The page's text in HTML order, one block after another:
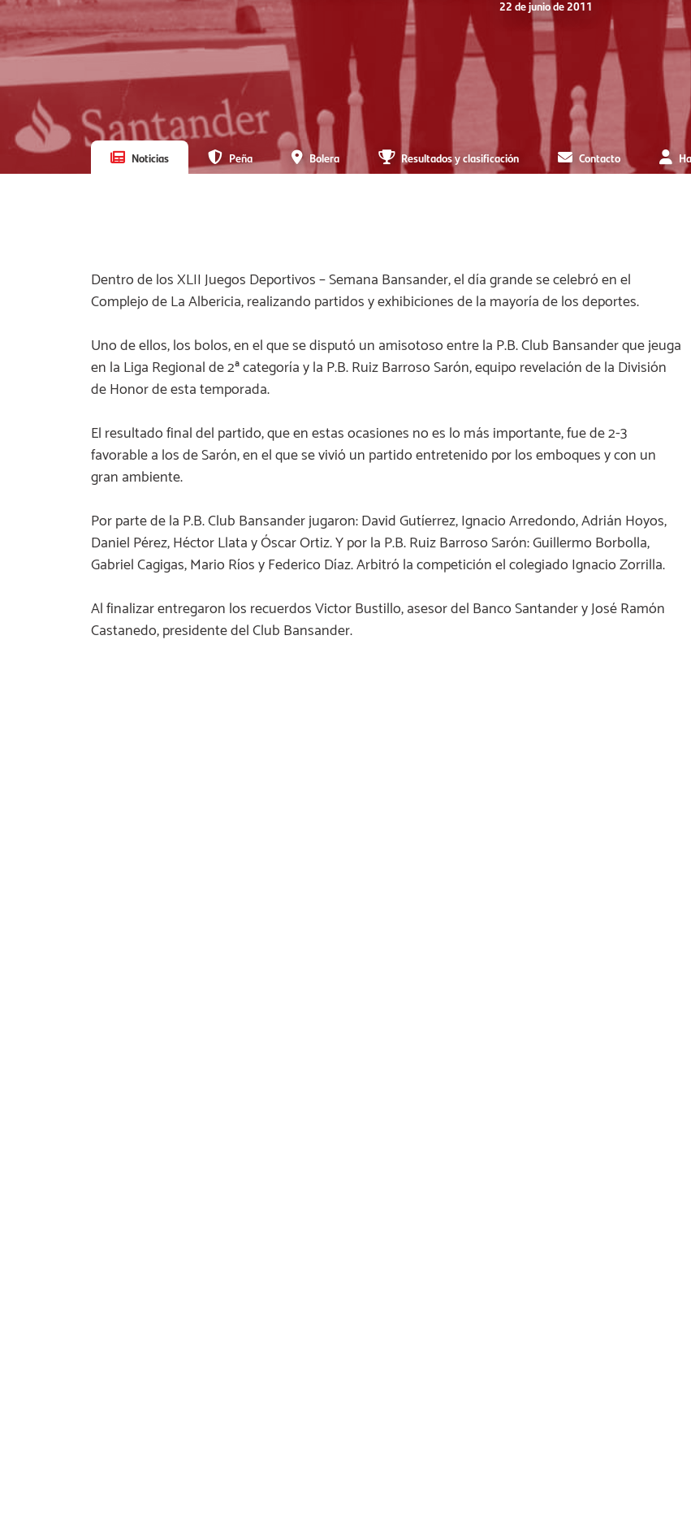
22 de junio de 2011
Noticias Peña Bolera Resultados y clasificación Contacto
Dentro de los XLII Juegos Deportivos – Semana Bansander, el día grande se celebró en el
Complejo de La Albericia, realizando partidos y exhibiciones de la mayoría de los deportes.
Uno de ellos, los bolos, en el que se disputó un amisotoso entre la P.B. Club Bansander que jeuga
en la Liga Regional de 2ª categoría y la P.B. Ruiz Barroso Sarón, equipo revelación de la División
de Honor de esta temporada.
El resultado final del partido, que en estas ocasiones no es lo más importante, fue de 2-3
favorable a los de Sarón, en el que se vivió un partido entretenido por los emboques y con un
gran ambiente.
Por parte de la P.B. Club Bansander jugaron: David Gutíerrez, Ignacio Arredondo, Adrián Hoyos,
Daniel Pérez, Héctor Llata y Óscar Ortiz. Y por la P.B. Ruiz Barroso Sarón: Guillermo Borbolla,
Gabriel Cagigas, Mario Ríos y Federico Díaz. Arbitró la competición el colegiado Ignacio Zorrilla.
Al finalizar entregaron los recuerdos Victor Bustillo, asesor del Banco Santander y José Ramón
Castanedo, presidente del Club Bansander.